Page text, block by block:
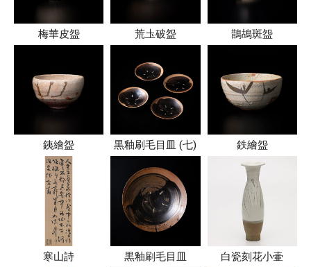
梅華皮盌 荒圡破盌 鵲鴣斑盌
銕繪盌 黒釉刷毛目皿 (七) 鉄繪盌
寒山詩 黒釉刷毛目皿 白瓷刻花小壷